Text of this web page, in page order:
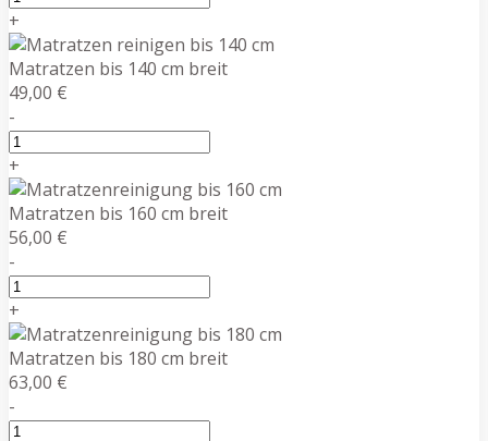
+
Matratzen bis 140 cm breit
49,00 €
-
+
Matratzen bis 160 cm breit
56,00 €
-
+
Matratzen bis 180 cm breit
63,00 €
-